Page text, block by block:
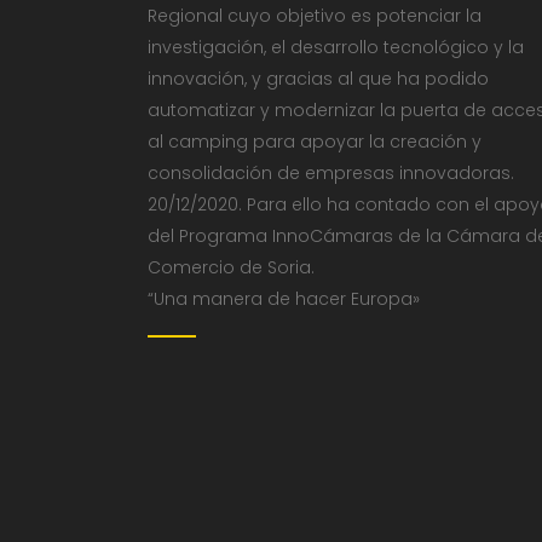
Regional cuyo objetivo es potenciar la
investigación, el desarrollo tecnológico y la
innovación, y gracias al que ha podido
automatizar y modernizar la puerta de
al camping para apoyar la creación y
consolidación de empresas innovadoras.
20/12/2020. Para ello ha contado con el
del Programa InnoCámaras de la Cámara
Comercio de Soria.
“Una manera de hacer Europa»